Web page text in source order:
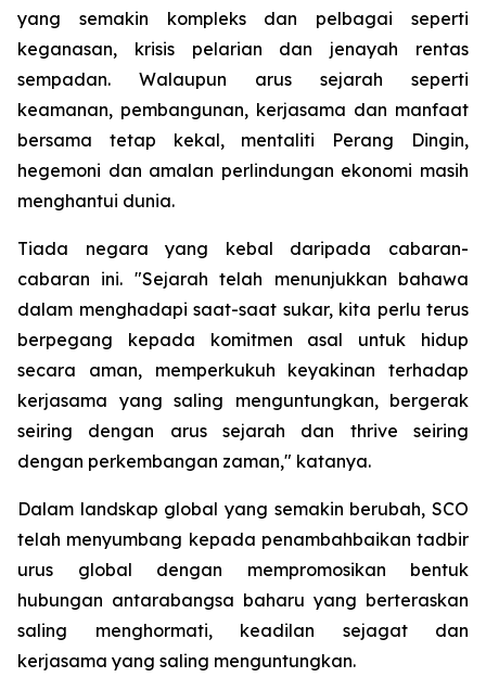
yang semakin kompleks dan pelbagai seperti
keganasan, krisis pelarian dan jenayah rentas
sempadan. Walaupun arus sejarah seperti
keamanan, pembangunan, kerjasama dan manfaat
bersama tetap kekal, mentaliti Perang Dingin,
hegemoni dan amalan perlindungan ekonomi masih
menghantui dunia.
Tiada negara yang kebal daripada cabaran-
cabaran ini. "Sejarah telah menunjukkan bahawa
dalam menghadapi saat-saat sukar, kita perlu terus
berpegang kepada komitmen asal untuk hidup
secara aman, memperkukuh keyakinan terhadap
kerjasama yang saling menguntungkan, bergerak
seiring dengan arus sejarah dan thrive seiring
dengan perkembangan zaman," katanya.
Dalam landskap global yang semakin berubah, SCO
telah menyumbang kepada penambahbaikan tadbir
urus global dengan mempromosikan bentuk
hubungan antarabangsa baharu yang berteraskan
saling menghormati, keadilan sejagat dan
kerjasama yang saling menguntungkan.